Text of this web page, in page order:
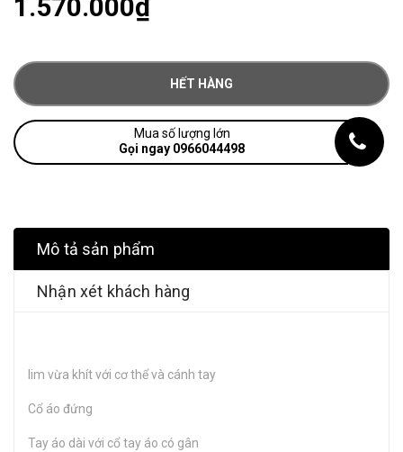
1.570.000₫
HẾT HÀNG
Mua số lượng lớn
Gọi ngay 0966044498
Mô tả sản phẩm
Nhận xét khách hàng
lim vừa khít với cơ thể và cánh tay
Cổ áo đứng
Tay áo dài với cổ tay áo có gân